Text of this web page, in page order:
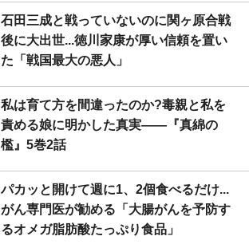
石田三成と戦っていないのに関ヶ原合戦
後に大出世...徳川家康が厚い信頼を置い
た「戦国最大の悪人」
私は育て方を間違ったのか?毒親と私を
責める娘に明かした真実――『真綿の
檻』5巻2話
パカッと開けて週に1、2個食べるだけ...
がん専門医が勧める「大腸がんを予防す
るオメガ脂肪酸たっぷり食品」